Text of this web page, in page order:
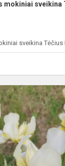
mokiniai sveikina
sveikina Tėčius